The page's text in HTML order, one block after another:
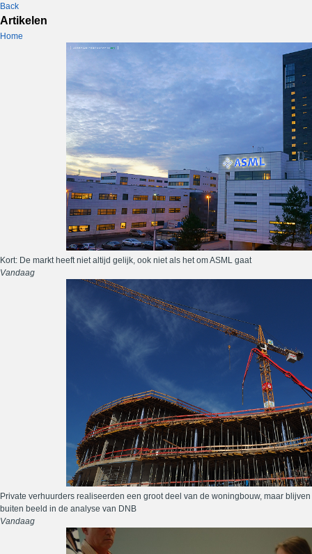
Back
Artikelen
Home
Kort: De markt heeft niet altijd gelijk, ook niet als het om ASML gaat
Vandaag
Private verhuurders realiseerden een groot deel van de woningbouw, maar blijven
buiten beeld in de analyse van DNB
Vandaag